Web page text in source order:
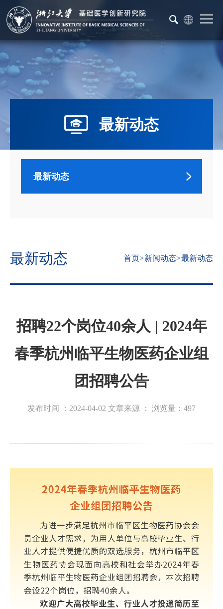
最新动态
最新动态
最新动态 首页>新闻动态>最新动态
招聘22个岗位40余人 | 2024年
春季杭州临平生物医药企业组
团招聘公告
发布时间 ：2024-04-02 文章来源 ： 浏览量： 497